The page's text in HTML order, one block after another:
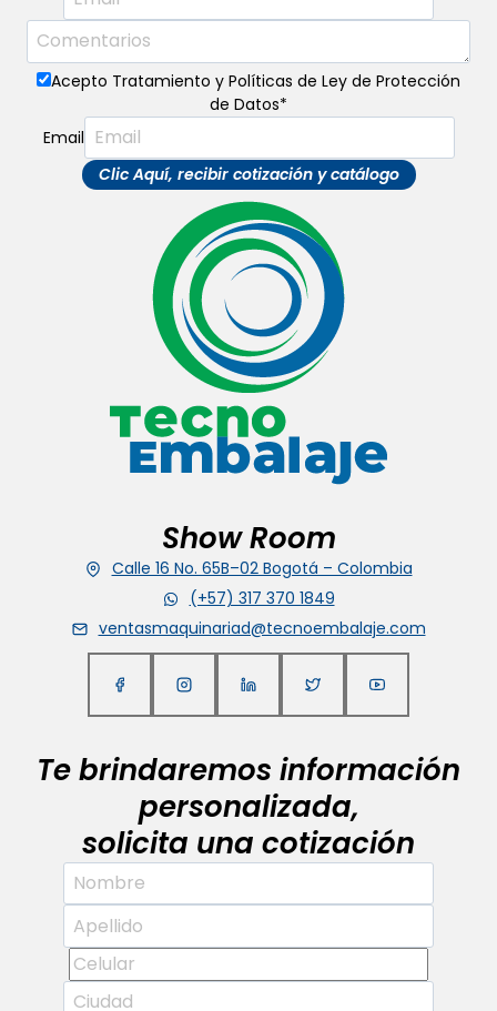
Acepto Tratamiento y Políticas de Ley de Protección
de Datos*
Email
Clic Aquí, recibir cotización y catálogo
Show Room
Calle 16 No. 65B–02 Bogotá – Colombia
(+57) 317 370 1849
ventasmaquinariad@tecnoembalaje.com
Te brindaremos información
personalizada,
solicita una cotización